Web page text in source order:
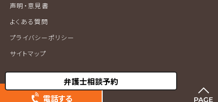
声明・意見書
よくある質問
プライバシーポリシー
サイトマップ
電話する